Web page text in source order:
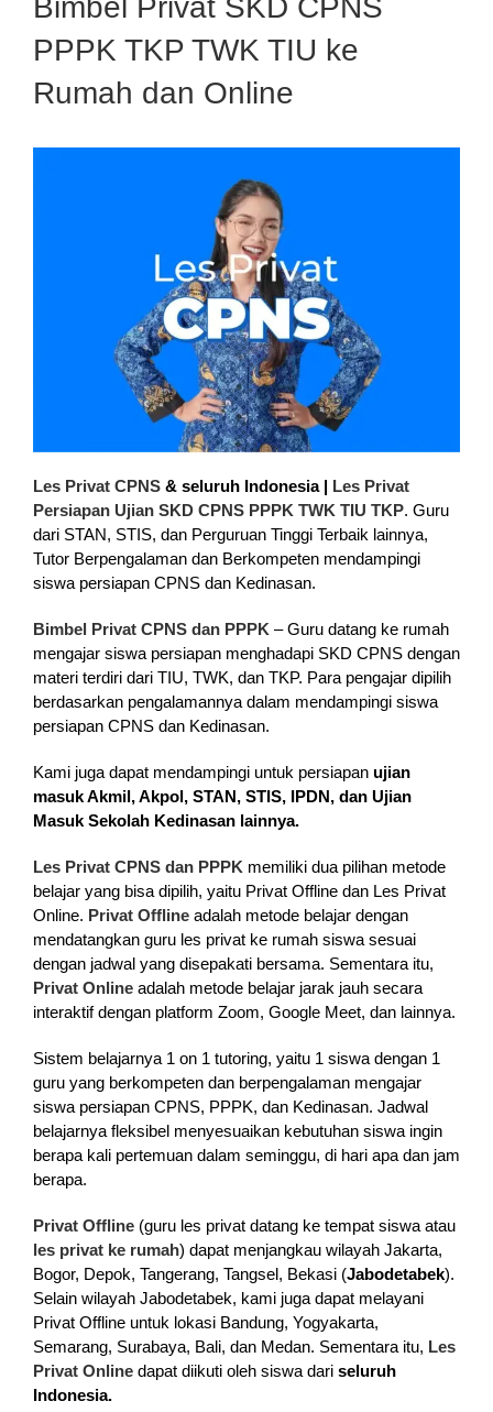
Bimbel Privat SKD CPNS
PPPK TKP TWK TIU ke
Rumah dan Online
Les Privat CPNS & seluruh Indonesia | Les Privat
Persiapan Ujian SKD CPNS PPPK TWK TIU TKP. Guru
dari STAN, STIS, dan Perguruan Tinggi Terbaik lainnya,
Tutor Berpengalaman dan Berkompeten mendampingi
siswa persiapan CPNS dan Kedinasan.
Bimbel Privat CPNS dan PPPK – Guru datang ke rumah
mengajar siswa persiapan menghadapi SKD CPNS dengan
materi terdiri dari TIU, TWK, dan TKP. Para pengajar dipilih
berdasarkan pengalamannya dalam mendampingi siswa
persiapan CPNS dan Kedinasan.
Kami juga dapat mendampingi untuk persiapanujian
masuk Akmil, Akpol, STAN, STIS, IPDN, dan Ujian
Masuk Sekolah Kedinasan lainnya.
Les Privat CPNS dan PPPK memiliki dua pilihan metode
belajar yang bisa dipilih, yaitu Privat Offline dan Les Privat
Online. Privat Offline adalah metode belajar dengan
mendatangkan guru les privat ke rumah siswa sesuai
dengan jadwal yang disepakati bersama. Sementara itu,
Privat Onlineadalah metode belajar jarak jauh secara
interaktif dengan platform Zoom, Google Meet, dan lainnya.
Sistem belajarnya 1 on 1 tutoring, yaitu 1 siswa dengan 1
guru yang berkompeten dan berpengalaman mengajar
siswa persiapan CPNS, PPPK, dan Kedinasan. Jadwal
belajarnya fleksibel menyesuaikan kebutuhan siswa ingin
berapa kali pertemuan dalam seminggu, di hari apa dan jam
berapa.
Privat Offline(guru les privat datang ke tempat siswa atau
les privat ke rumah) dapat menjangkau wilayah Jakarta,
Bogor, Depok, Tangerang, Tangsel, Bekasi (Jabodetabek).
Selain wilayah Jabodetabek, kami juga dapat melayani
Privat Offline untuk lokasi Bandung, Yogyakarta,
Semarang, Surabaya, Bali, dan Medan. Sementara itu, Les
Privat Onlinedapat diikuti oleh siswa dari seluruh
Indonesia.